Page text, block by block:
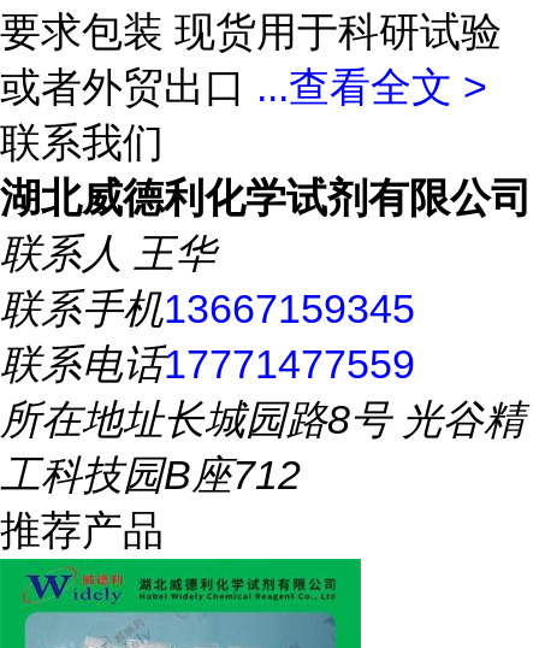
要求包装 现货用于科研试验
或者外贸出口 ...查看全文 >
联系我们
湖北威德利化学试剂有限公司
联系人 王华
联系手机13667159345
联系电话17771477559
所在地址长城园路8号 光谷精
工科技园B座712
推荐产品